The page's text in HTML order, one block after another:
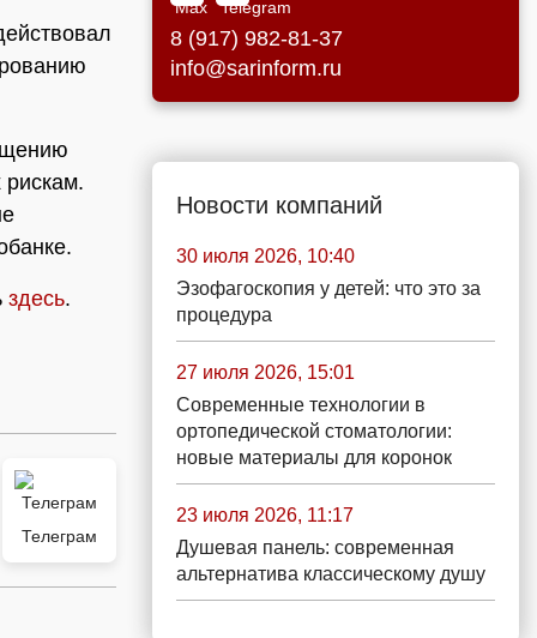
рискам.
здесь.
Телеграм
8 (917) 982-81-37
info@sarinform.ru
Новости компаний
30 июля 2026, 10:40
Эзофагоскопия у детей: что это за
процедура
27 июля 2026, 15:01
Современные технологии в
ортопедической стоматологии:
новые материалы для коронок
23 июля 2026, 11:17
Душевая панель: современная
альтернатива классическому душу